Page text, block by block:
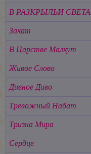
В РАЗКРЫЛЬИ СВЕТА
Закат
В Царстве Малкут
Живое Слово
Дивное Диво
Тревожный Набат
Тризна Мира
Сердце